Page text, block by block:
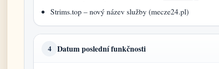
Strims.top – nový název služby (mecze24.pl)
4 Datum poslední funkčnosti